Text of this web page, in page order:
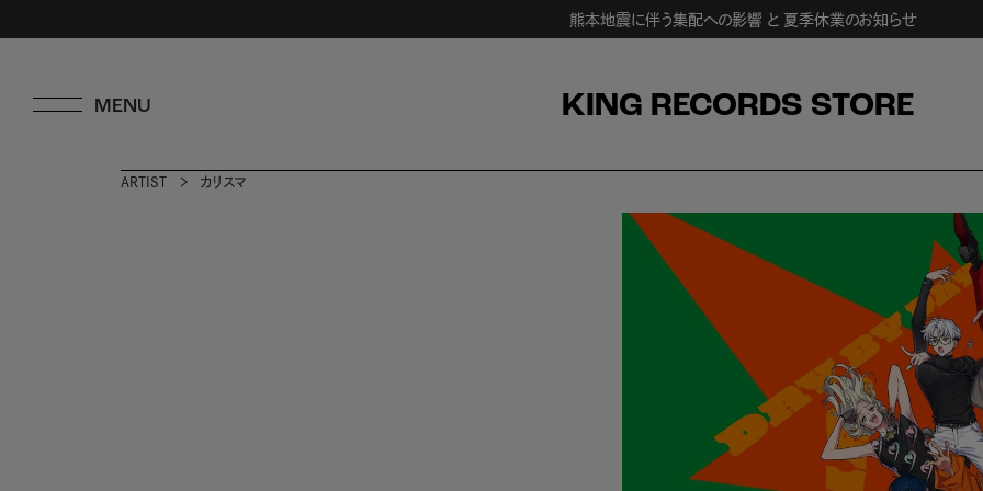
熊本地震に伴う集配への影響 と 夏季休業のお知らせ
KING RECORDS STORE
ARTIST カリスマ